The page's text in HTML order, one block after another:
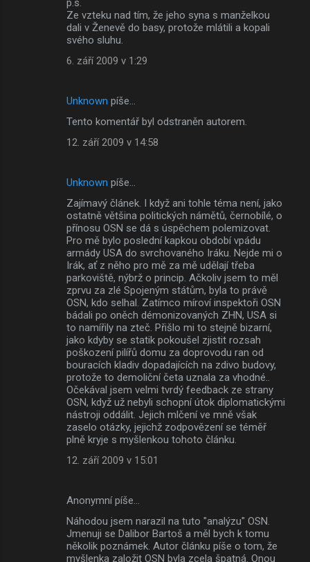
Ze vzteku nad tím, že jeho syna s manželkou
dali v Ženevě do basy, protože mlátili a kopali
svého sluhu.
6. září 2009 v 1:29
Unknown píše…
Tento komentář byl odstraněn autorem.
12. září 2009 v 14:58
Unknown píše…
Zajímavý článek. I když ani tohle téma není, jako
ostatně většina politických námětů, černobílé, o
přínosu OSN se dá s úspěchem polemizovat.
Pro mě bylo poslední kapkou období vpádu
armády USA do svrchovaného Iráku. Nejde mi o
Irák, ať z něho pro mě za mě udělají třeba
parkoviště, nýbrž o princip. Ačkoliv jsem to měl
zprvu za zlé Spojeným státům, byla to právě
OSN, kdo selhal. Zatímco míroví inspektoři OSN
bádali po oněch démonizovaných ZHN, USA si
to namířily na zteč. Přišlo mi to stejně bizarní,
jako kdyby se statik pokoušel zjistit rozsah
poškození pilířů domu za doprovodu ran od
bouracích kladiv dopadajících na zdivo budovy,
protože to demoliční četa uznala za vhodné..
Očekával jsem velmi tvrdý feedback ze strany
OSN, když už nebyli schopní útok diplomatickými
nástroji oddálit. Jejich mlčení ve mně však
zaselo otázky, jejichž zodpovězení se téměř
plně kryje s myšlenkou tohoto článku.
12. září 2009 v 15:01
Anonymní píše…
Náhodou jsem narazil na tuto "analýzu" OSN.
Jmenuji se Dalibor Bartoš a měl bych k tomu
několik poznámek. Autor článku píše o tom, že
myšlenka založit OSN byla zcela špatná. Onou